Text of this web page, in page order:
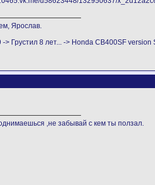
Ярослав.
Грустил 8 лет... -> Honda CB400SF version
,не забывай с кем ты ползал.